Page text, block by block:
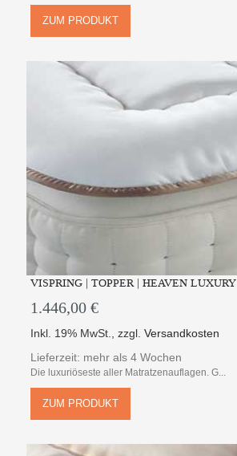
ZUM PRODUKT
VISPRING | TOPPER | HEAVEN LUXURY
1.446,00 €
Inkl. 19% MwSt. ,zzgl.Versandkosten
Lieferzeit: mehr als 4 Wochen
Die luxuriöseste aller Matratzenauflagen. G...
ZUM PRODUKT